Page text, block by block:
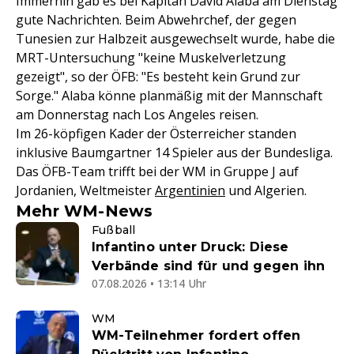
gute Nachrichten. Beim Abwehrchef, der gegen
Tunesien zur Halbzeit ausgewechselt wurde, habe die
MRT-Untersuchung "keine Muskelverletzung
gezeigt", so der ÖFB: "Es besteht kein Grund zur
Sorge." Alaba könne planmäßig mit der Mannschaft
am Donnerstag nach Los Angeles reisen.
Im 26-köpfigen Kader der Österreicher standen
inklusive Baumgartner 14 Spieler aus der Bundesliga.
Das ÖFB-Team trifft bei der WM in Gruppe J auf
Jordanien, WeltmeisterArgentinien und Algerien.
Mehr WM-News
Fußball
Infantino unter Druck: Diese
Verbände sind für und gegen ihn
07.08.2026 • 13:14 Uhr
WM
WM-Teilnehmer fordert offen